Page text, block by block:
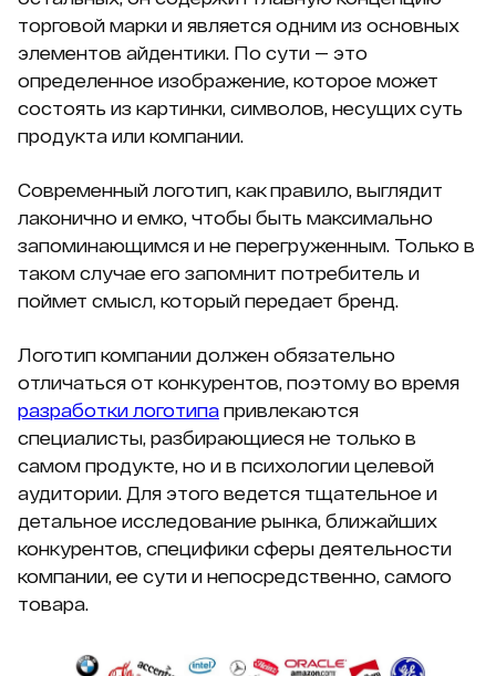
торговой марки и является одним из основных
элементов айдентики. По сути — это
определенное изображение, которое может
состоять из картинки, символов, несущих суть
продукта или компании.
Современный логотип, как правило, выглядит
лаконично и емко, чтобы быть максимально
запоминающимся и не перегруженным. Только в
таком случае его запомнит потребитель и
поймет смысл, который передает бренд.
Логотип компании должен обязательно
отличаться от конкурентов, поэтому во время
разработки логотипа привлекаются
специалисты, разбирающиеся не только в
самом продукте, но и в психологии целевой
аудитории. Для этого ведется тщательное и
детальное исследование рынка, ближайших
конкурентов, специфики сферы деятельности
компании, ее сути и непосредственно, самого
товара.